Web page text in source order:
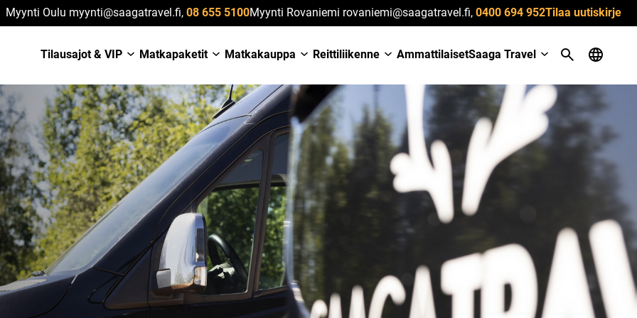
Myynti Oulu myynti@saagatravel.fi, 08 655 5100Myynti Rovaniemi rovaniemi@saagatravel.fi, 0400 694 952Tilaa uutiskirje
Tilausajot & VIP Matkapaketit Matkakauppa Reittiliikenne AmmattilaisetSaaga Travel